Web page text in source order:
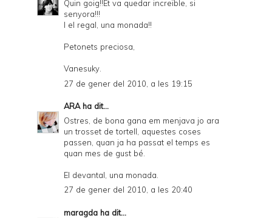
Quin goig!!Et va quedar increïble, si
senyora!!!
I el regal, una monada!!
Petonets preciosa,
Vanesuky.
27 de gener del 2010, a les 19:15
ARAha dit...
Ostres, de bona gana em menjava jo ara
un trosset de tortell, aquestes coses
passen, quan ja ha passat el temps es
quan mes de gust bé.
El devantal, una monada.
27 de gener del 2010, a les 20:40
maragda ha dit...